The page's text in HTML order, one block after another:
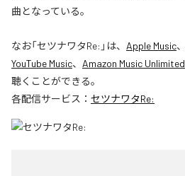
曲となっている。
なお「セツナワタRe: 」は、 Apple Music、
YouTube Music、 Amazon Music Unlimited
聴くことができる。
各配信サービス： セツナワタRe: